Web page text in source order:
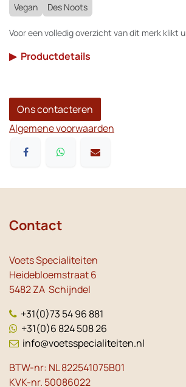
Vegan Des Noots
Voor een volledig overzicht van dit merk klikt u
▶ Productdetails
Ons contacteren
Algemene voorwaarden
Contact
Voets Specialiteiten
Heidebloemstraat 6
5482 ZA Schijndel
+31(0)73 54 96 881
+31(0)6 824 508 26
info@voetsspecialiteiten.nl
BTW-nr: NL 822541075B01
KVK-nr. 50086022